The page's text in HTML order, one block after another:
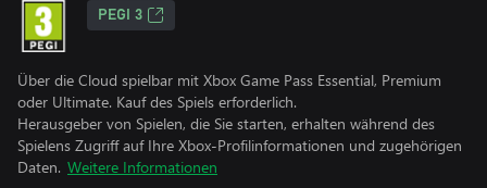
PEGI 3
Über die Cloud spielbar mit Xbox Game Pass Essential, Premium
oder Ultimate. Kauf des Spiels erforderlich.
Herausgeber von Spielen, die Sie starten, erhalten während des
Spielens Zugriff auf Ihre Xbox-Profilinformationen und zugehörigen
Daten. Weitere Informationen